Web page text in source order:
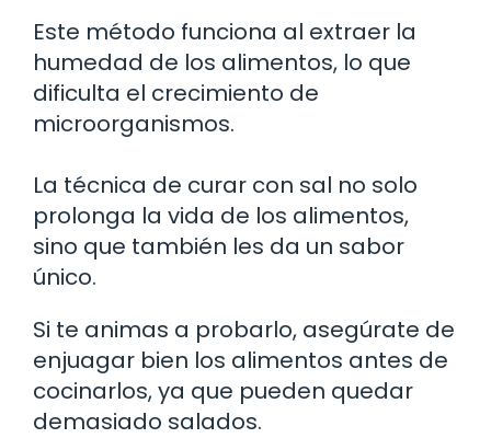
Este método funciona al extraer la
humedad de los alimentos, lo que
dificulta el crecimiento de
microorganismos.
La técnica de curar con sal no solo
prolonga la vida de los alimentos,
sino que también les da un sabor
único.
Si te animas a probarlo, asegúrate de
enjuagar bien los alimentos antes de
cocinarlos, ya que pueden quedar
demasiado salados.